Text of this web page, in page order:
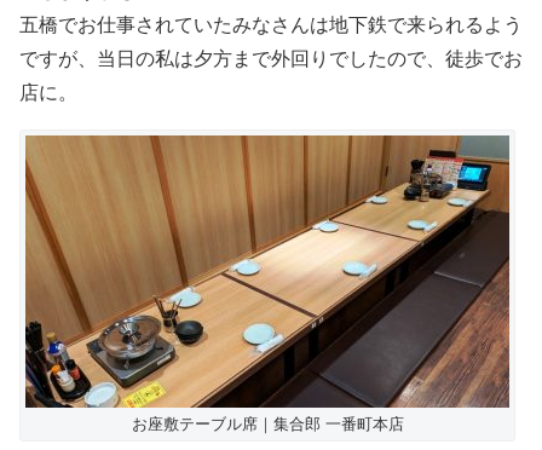
五橋でお仕事されていたみなさんは地下鉄で来られるよう
ですが、当日の私は夕方まで外回りでしたので、徒歩でお
店に。
お座敷テーブル席｜集合郎 一番町本店